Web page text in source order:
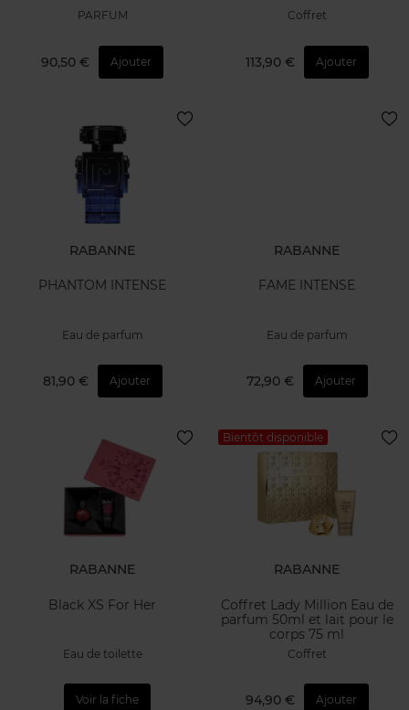
PARFUM
90,50 € Ajouter
Coffret
113,90 € Ajouter
RABANNE
PHANTOM INTENSE
Eau de parfum
81,90 € Ajouter
RABANNE
FAME INTENSE
Eau de parfum
72,90 € Ajouter
RABANNE
Black XS For Her
Eau de toilette
Voir la fiche
Bientôt disponible
RABANNE
Coffret Lady Million Eau de
parfum 50ml et lait pour le
corps 75 ml
Coffret
94,90 € Ajouter